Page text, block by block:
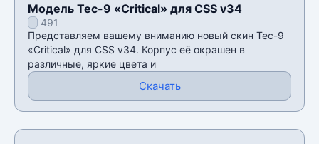
Модель Tec-9 «Critical» для CSS v34
491
Представляем вашему вниманию новый скин Tec-9
«Critical» для CSS v34. Корпус её окрашен в
различные, яркие цвета и
Скачать